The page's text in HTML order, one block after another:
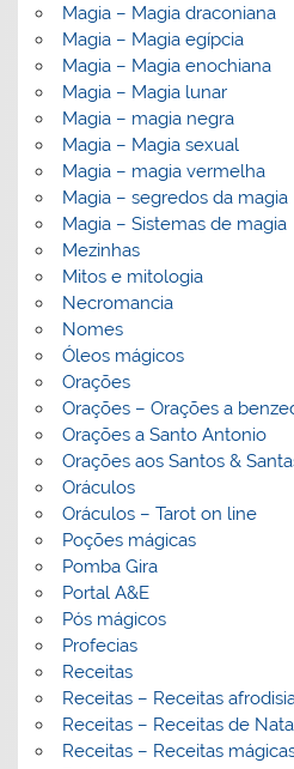
Magia – Magia draconiana
Magia – Magia egípcia
Magia – Magia enochiana
Magia – Magia lunar
Magia – magia negra
Magia – Magia sexual
Magia – magia vermelha
Magia – segredos da magia
Magia – Sistemas de magia
Mezinhas
Mitos e mitologia
Necromancia
Nomes
Óleos mágicos
Orações
Orações – Orações a
Orações a Santo Antonio
Orações aos Santos &
Oráculos
Oráculos – Tarot on line
Poções mágicas
Pomba Gira
Portal A&E
Pós mágicos
Profecias
Receitas
Receitas – Receitas
Receitas – Receitas de
Receitas – Receitas